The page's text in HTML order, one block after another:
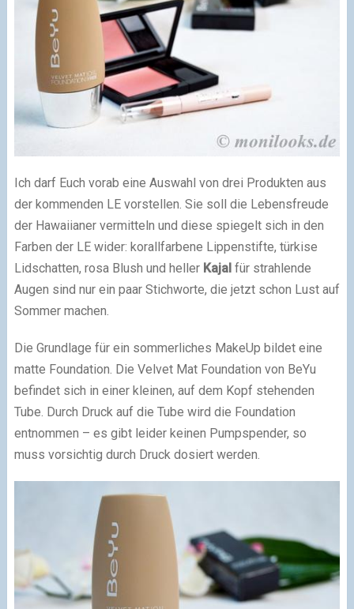
Ich darf Euch vorab eine Auswahl von drei Produkten aus
der kommenden LE vorstellen. Sie soll die Lebensfreude
der Hawaiianer vermitteln und diese spiegelt sich in den
Farben der LE wider: korallfarbene Lippenstifte, türkise
Lidschatten, rosa Blush und heller Kajalfür strahlende
Augen sind nur ein paar Stichworte, die jetzt schon Lust auf
Sommer machen.
Die Grundlage für ein sommerliches MakeUp bildet eine
matte Foundation. Die Velvet Mat Foundation von BeYu
befindet sich in einer kleinen, auf dem Kopf stehenden
Tube. Durch Druck auf die Tube wird die Foundation
entnommen – es gibt leider keinen Pumpspender, so
muss vorsichtig durch Druck dosiert werden.